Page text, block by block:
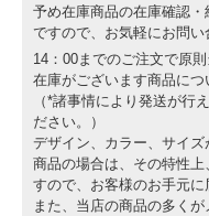
予め在庫商品の在庫確認
ですので、お気軽にお問い
14：00までのご注文で原
在庫がございます商品につ
（*諸事情により発送が行
ださい。）
デザイン、カラー、サイ
商品の場合は、その特性
すので、お客様のお手元に
また、当店の商品の多く